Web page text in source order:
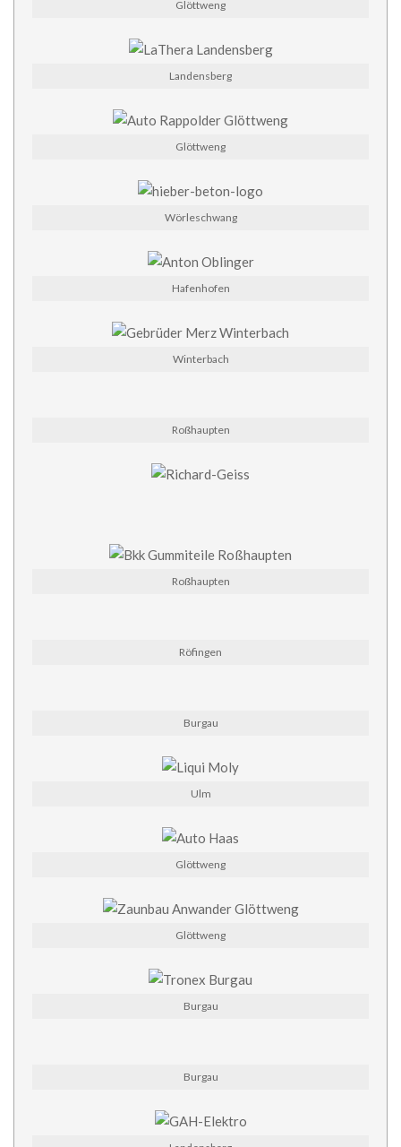
Glöttweng
Landensberg
Glöttweng
Wörleschwang
Hafenhofen
Winterbach
Roßhaupten
Roßhaupten
Röfingen
Burgau
Ulm
Glöttweng
Glöttweng
Burgau
Burgau